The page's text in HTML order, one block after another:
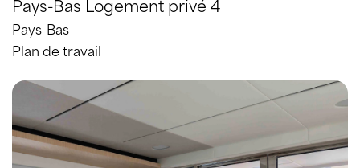
Pays-Bas Logement privé 4
Pays-Bas
Plan de travail